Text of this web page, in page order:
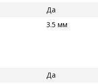
Да
3.5 мм
Да